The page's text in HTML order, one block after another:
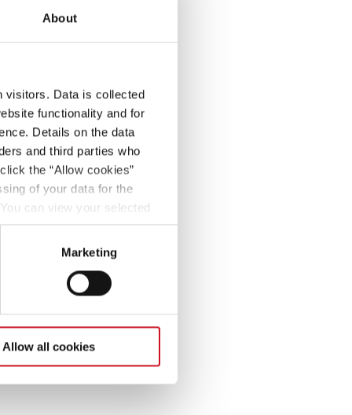
About
visitors. Data is collected
functionality and for
Details on the data
and third parties who
the “Allow cookies”
of your data for the
can view your selected
at the bottom left of
Marketing
Allow all cookies